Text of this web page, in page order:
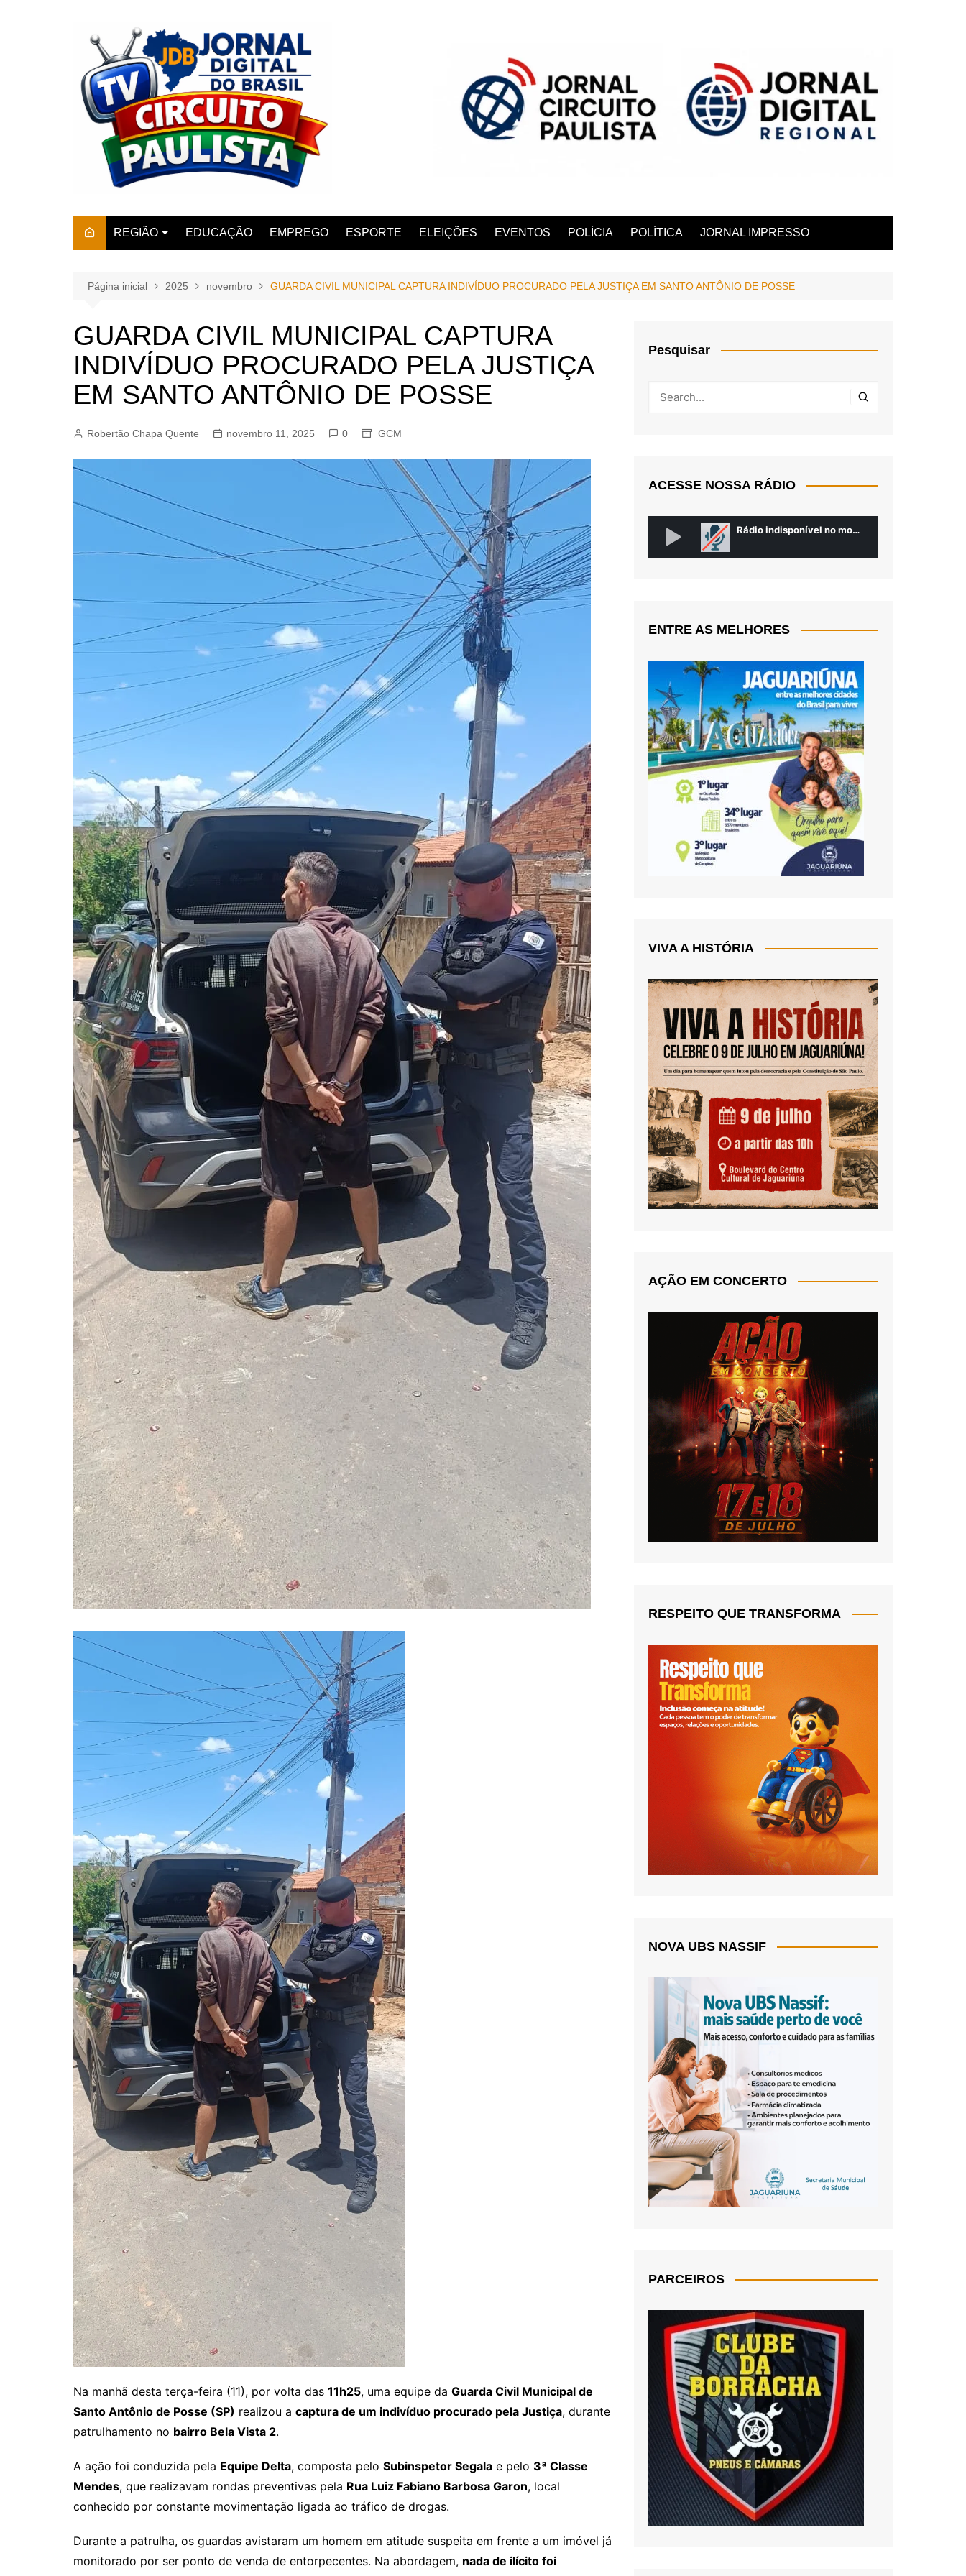
REGIÃO
AMPARO
BARRETOS
CAMPINAS
ESTIVA GERBI
JAGUARIÚNA
JUNDIAÍ
MOGI GUAÇU
PEDREIRA
RIBEIRÃO PRETO
EDUCAÇÃO EMPREGO ESPORTE ELEIÇÕES EVENTOS POLÍCIA POLÍTICA JORNAL IMPRESSO
Página inicial 2025 novembro GUARDA CIVIL MUNICIPAL CAPTURA INDIVÍDUO PROCURADO PELA JUSTIÇA EM SANTO ANTÔNIO DE POSSE
GUARDA CIVIL MUNICIPAL CAPTURA
INDIVÍDUO PROCURADO PELA JUSTIÇA
EM SANTO ANTÔNIO DE POSSE
Robertão Chapa Quente novembro 11, 2025 0 GCM
Na manhã desta terça-feira (11), por volta das 11h25, uma equipe da Guarda Civil Municipal de
Santo Antônio de Posse (SP) realizou a captura de um indivíduo procurado pela Justiça, durante
patrulhamento no bairro Bela Vista 2.
A ação foi conduzida pela Equipe Delta, composta pelo Subinspetor Segala e pelo 3ª Classe
Mendes, que realizavam rondas preventivas pela Rua Luiz Fabiano Barbosa Garon, local
conhecido por constante movimentação ligada ao tráfico de drogas.
Durante a patrulha, os guardas avistaram um homem em atitude suspeita em frente a um imóvel já
monitorado por ser ponto de venda de entorpecentes. Na abordagem, nada de ilícito foi
Pesquisar
ACESSE NOSSA RÁDIO
ENTRE AS MELHORES
VIVA A HISTÓRIA
AÇÃO EM CONCERTO
RESPEITO QUE TRANSFORMA
NOVA UBS NASSIF
PARCEIROS